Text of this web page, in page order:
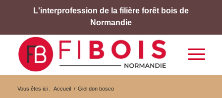
L'interprofession de la filière forêt bois de
Normandie
Vous êtes ici : Accueil / Giel don bosco